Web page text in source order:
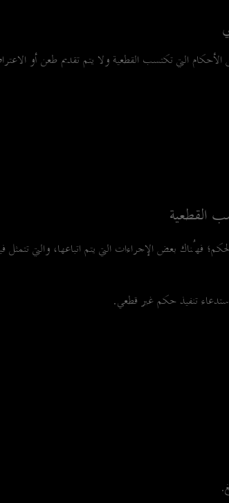
التي تكتسب القطعية ولا يتم تقديم طعن أو
القطعية
فهُناك بعض الإجراءات التي يتم اتباعها، والتي تتمثل
تنفيذ حكم غير قطعي.